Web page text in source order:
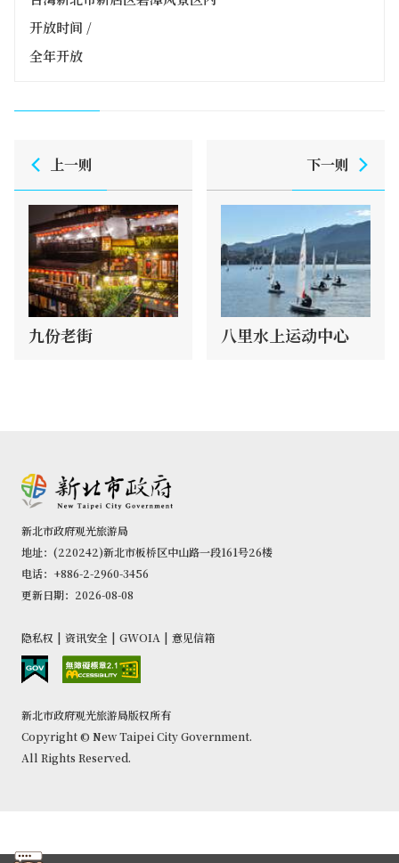
开放时间 /
全年开放
上一则
九份老街
下一则
八里水上运动中心
新北市政府观光旅游局
地址：(220242)新北市板桥区中山路一段161号26楼
电话：+886-2-2960-3456
更新日期：2026-08-08
隐私权 | 资讯安全 | GWOIA | 意见信箱
新北市政府观光旅游局版权所有
Copyright © New Taipei City Government.
All Rights Reserved.